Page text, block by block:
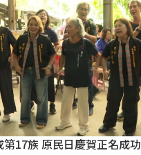
17族 原民日慶賀正名成功